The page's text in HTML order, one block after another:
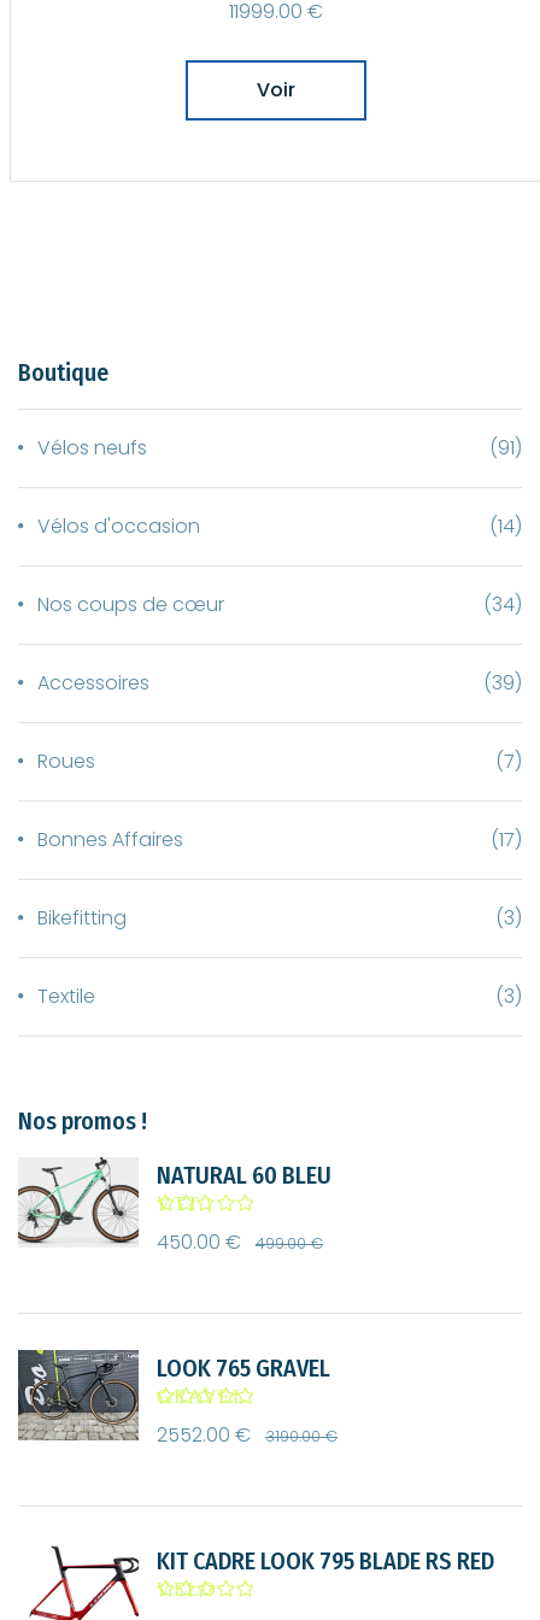
699.00 €
Voir
Boutique
Vélos neufs (91)
Vélos d'occasion (14)
Nos coups de cœur (34)
Accessoires (39)
Roues (7)
Bonnes Affaires (17)
Bikefitting (3)
Textile (3)
Nos promos !
NATURAL 60 BLEU
VTT |
Affaires
450.00 € 499.00 €
LOOK 765 GRAVEL
GRAVEL
Affaires
2552.00 € 3190.00 €
KIT CADRE LOOK 795 BLADE RS RED
VELO